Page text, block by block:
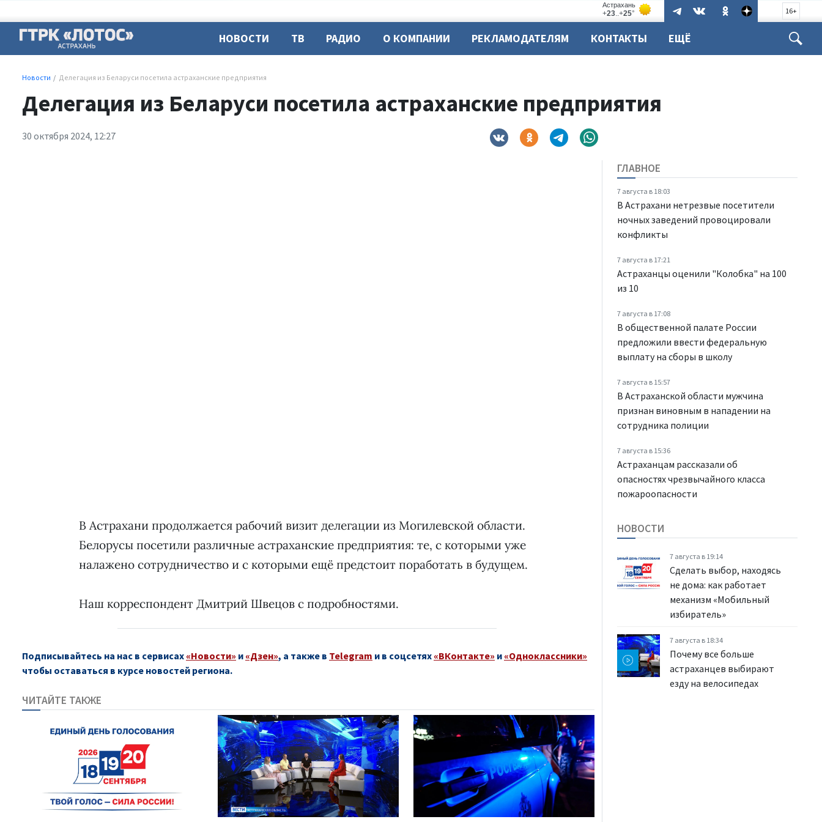
16+
НОВОСТИ ТВ РАДИО О КОМПАНИИ РЕКЛАМОДАТЕЛЯМ КОНТАКТЫ ЕЩЁ
Новости Делегация из Беларуси посетила астраханские предприятия
Делегация из Беларуси посетила астраханские предприятия
30 октября 2024, 12:27
ГЛАВНОЕ
7 августа в 18:03
В Астрахани нетрезвые посетители
ночных заведений провоцировали
конфликты
7 августа в 17:21
Астраханцы оценили "Колобка" на 100
из 10
7 августа в 17:08
В общественной палате России
предложили ввести федеральную
выплату на сборы в школу
7 августа в 15:57
В Астраханской области мужчина
признан виновным в нападении на
сотрудника полиции
7 августа в 15:36
Астраханцам рассказали об
опасностях чрезвычайного класса
пожароопасности
В Астрахани продолжается рабочий визит делегации из Могилевской области.
Белорусы посетили различные астраханские предприятия: те, с которыми уже
налажено сотрудничество и с которыми ещё предстоит поработать в будущем.
Наш корреспондент Дмитрий Швецов с подробностями.
Подписывайтесь на нас в сервисах «Новости» и «Дзен», а также в Telegram и в соцсетях «ВКонтакте» и «Одноклассники»
чтобы оставаться в курсе новостей региона.
ЧИТАЙТЕ ТАКЖЕ
НОВОСТИ
7 августа в 19:14
Сделать выбор, находясь
не дома: как работает
механизм «Мобильный
избиратель»
7 августа в 18:34
Почему все больше
астраханцев выбирают
езду на велосипедах